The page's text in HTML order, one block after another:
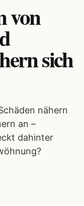
von
sich
nähern
an –
dahinter